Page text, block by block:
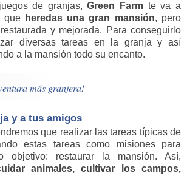
de granjas,Green Farm te va a
que heredas una gran mansión, pero
y mejorada. Para conseguirlo
diversas tareas en la granja y así
a la mansión todo su encanto.
más granjera!
y a tus amigos
que realizar las tareas típicas de
estas tareas como misiones para
objetivo: restaurar la mansión. Así,
animales, cultivar los campos,